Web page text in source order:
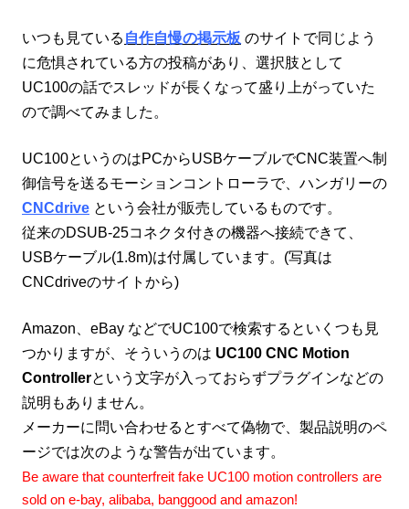
いつも見ている 自作自慢の掲示板 のサイトで同じよう
に危惧されている方の投稿があり、選択肢として
UC100の話でスレッドが長くなって盛り上がっていた
ので調べてみました。
UC100というのはPCからUSBケーブルでCNC装置へ制
御信号を送るモーションコントローラで、ハンガリーの
CNCdrive という会社が販売しているものです。
従来のDSUB-25コネクタ付きの機器へ接続できて、
USBケーブル(1.8m)は付属しています。(写真は
CNCdriveのサイトから)
Amazon、eBay などでUC100で検索するといくつも見
つかりますが、そういうのは UC100 CNC Motion
Controllerという文字が入っておらずプラグインなどの
説明もありません。
メーカーに問い合わせるとすべて偽物で、製品説明のペ
ージでは次のような警告が出ています。
Be aware that counterfreit fake UC100 motion controllers are
sold on e-bay, alibaba, banggood and amazon!